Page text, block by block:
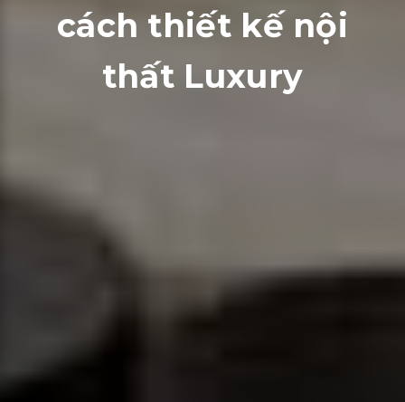
cách thiết kế nội
thất Luxury